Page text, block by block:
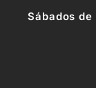
Sábados